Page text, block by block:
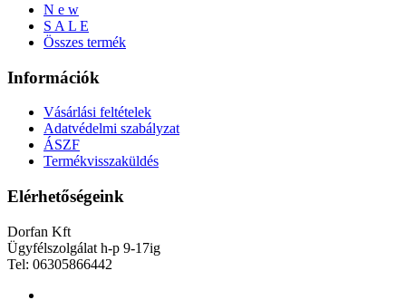
N e w
S A L E
Összes termék
Információk
Vásárlási feltételek
Adatvédelmi szabályzat
ÁSZF
Termékvisszaküldés
Elérhetőségeink
Dorfan Kft
Ügyfélszolgálat h-p 9-17ig
Tel: 06305866442